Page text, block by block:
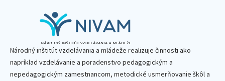
Národný inštitút vzdelávania a mládeže realizuje činnosti ako
napríklad vzdelávanie a poradenstvo pedagogickým a
nepedagogickým zamestnancom, metodické usmerňovanie škôl a